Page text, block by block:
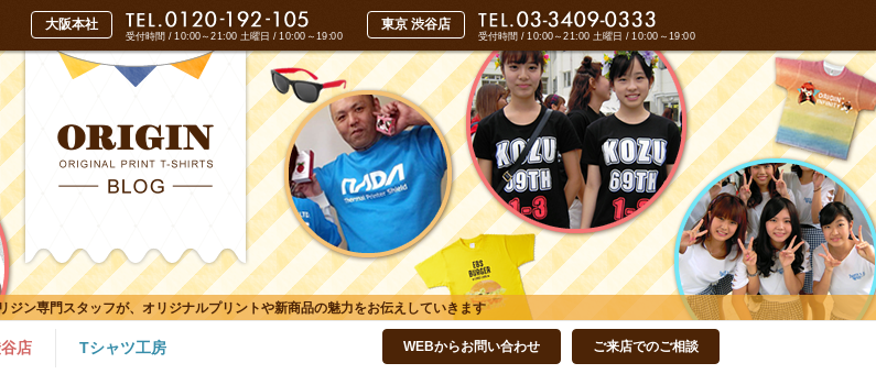
ジン専門スタッフが、オリジナルプリントや新商品の魅力をお伝えしていきます
受付時間 / 10:00～21:00 土曜日 / 10:00～19:00 受付時間 / 10:00～21:00 土曜日 / 10:00～19:00
店 Tシャツ工房 WEBからお問い合わせ ご来店でのご相談